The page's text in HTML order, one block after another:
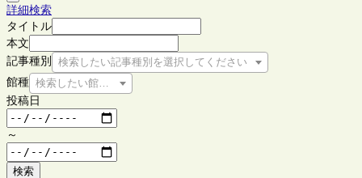
詳細検索
タイトル
本文
記事種別
検索したい記事種別を選択してください
館種 検索したい館種を選択してください
投稿日
～
検索